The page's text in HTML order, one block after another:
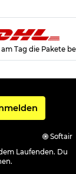
am Tag die Pakete
den Newsletter
Softair
Laufenden. Du